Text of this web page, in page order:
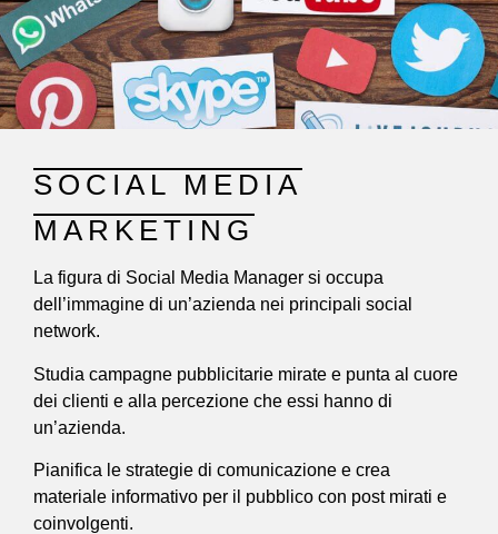
SOCIAL MEDIA
MARKETING
La figura di Social Media Manager si occupa
dell’immagine di un’azienda nei principali social
network.
Studia campagne pubblicitarie mirate e punta al cuore
dei clienti e alla percezione che essi hanno di
un’azienda.
Pianifica le strategie di comunicazione e crea
materiale informativo per il pubblico con post mirati e
coinvolgenti.